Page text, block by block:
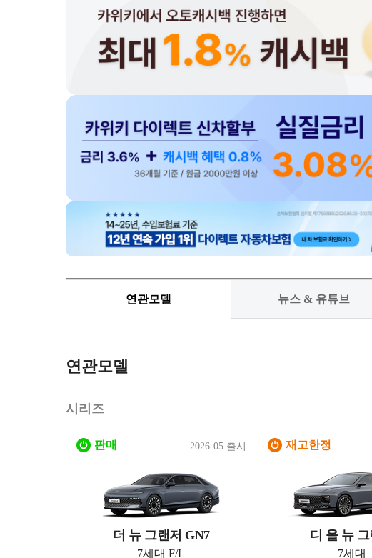
연관모델 뉴스 & 유튜브
연관모델
시리즈
판매
더 뉴 그랜저 GN7
2026-05 출시
7세대 F/L
재고한정
디 올 뉴 그
7세대